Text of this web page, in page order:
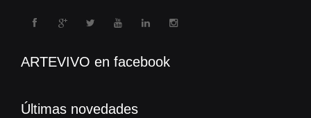
ARTEVIVO en facebook
Últimas novedades